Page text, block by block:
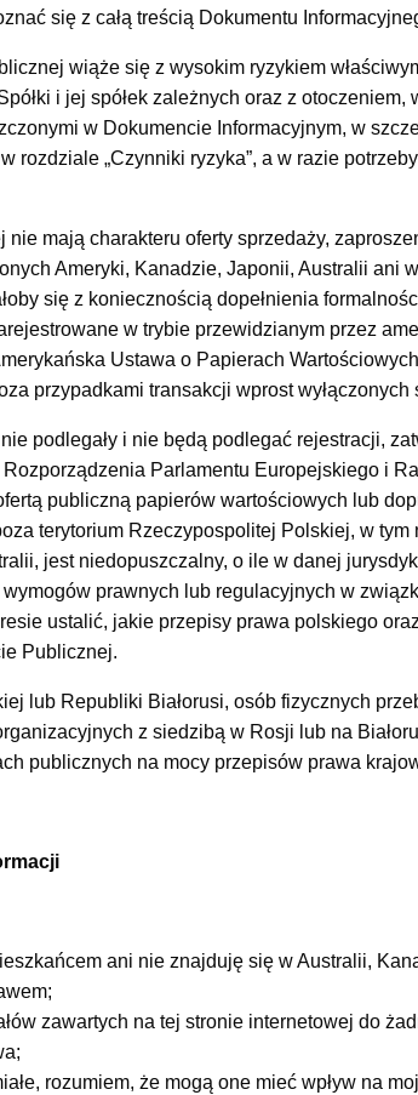
się z całą treścią Dokumentu
wiąże się z wysokim ryzykiem
i jej spółek zależnych oraz z otoczeniem,
w Dokumencie Informacyjnym, w
„Czynniki ryzyka”, a w razie
mają charakteru oferty sprzedaży,
Ameryki, Kanadzie, Japonii, Australii ani
się z koniecznością dopełnienia
w trybie przewidzianym przez
Ustawa o Papierach
przypadkami transakcji wprost
podlegały i nie będą podlegać rejestracji,
Parlamentu Europejskiego i
publiczną papierów wartościowych lub
terytorium Rzeczypospolitej Polskiej, w
jest niedopuszczalny, o ile w danej
prawnych lub regulacyjnych w
ustalić, jakie przepisy prawa polskiego
Publicznej.
lub Republiki Białorusi, osób fizycznych
z siedzibą w Rosji lub na
publicznych na mocy przepisów prawa
ani nie znajduję się w Australii,
zawartych na tej stronie internetowej do
rozumiem, że mogą one mieć wpływ na